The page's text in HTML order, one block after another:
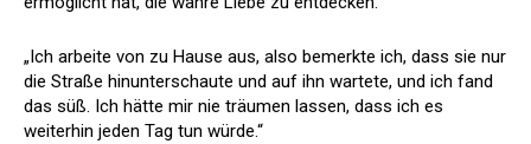
„Ich arbeite von zu Hause aus, also bemerkte ich, dass sie nur
die Straße hinunterschaute und auf ihn wartete, und ich fand
das süß. Ich hätte mir nie träumen lassen, dass ich es
weiterhin jeden Tag tun würde.“